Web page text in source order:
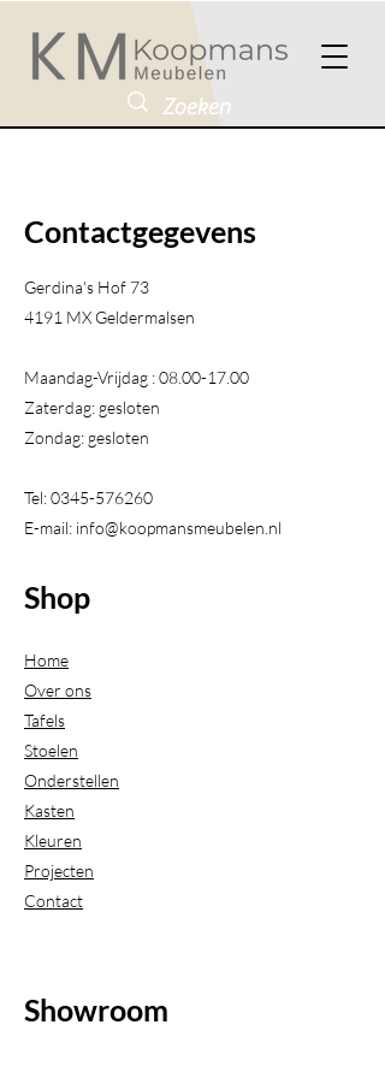
Contactgegevens
Gerdina's Hof 73
4191 MX Geldermalsen​
Maandag-Vrijdag :08.00-17.00
Zaterdag: gesloten
Zondag: gesloten
Tel:0345-576260
E-mail: info@koopmansmeubelen.nl
Shop
Home
Over ons
Tafels
Stoelen
Onderstellen
Kasten
Kleuren
Projecten
Contact
Showroom